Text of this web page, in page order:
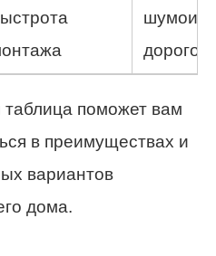
поможет вам
в преимуществах и
вариантов
дома.